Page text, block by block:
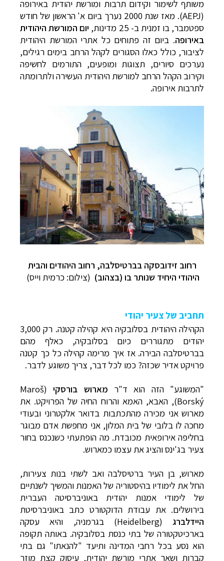
משותף לשימור וקידום תרבות ומורשת יהודית באירופה
(
AEPJ
). מאז שנת 2000 נערך ביום א' הראשון של חודש
ספטמבר, בו זמנית ב- 25 מדינות,
יום המורשת היהודית
באירופה. ביום זה פתוחים כל אתרי המורשת היהודית
לציבור, כולל כאלו הסגורים לקהל הרחב בימים רגילים,
נערכים סיורים, תצוגות ומופעים, התורמים לחשיפה
וקירוב הקהל הרחב למורשת היהודית העשירה ולתרומתה
לתרבות אירופה.
רחוב זידובסקה בברטיסלבה, רחוב היהודים והבית
היהודי היחיד שנותר בו (בצהוב) (צילום: כרמית וייס)
תחביב של צעיר יהודי
הקהילה היהודית בסלובקיה היא קהילה קטנה. רק 3,000
יהודים מתגוררים כיום בסלובקיה, כאלף מהם
בברטיסלבה הבירה. אז איך מרימה קהילה כל כך קטנה
פרויקט אדיר שכזה? כמו לכל דבר, צריך משוגע לדבר.
"המשוגע" הזה הוא ד"ר מארוש בורסקי(
Maroš
Borský), האבא, האמא והרוח החיה של הפרויקט. את
מארוש אני מכירה מהתכתבות בדואר אלקטרוני ובעודי
מחכה לו בלובי של בית המלון, אני מחפשת אדם מבוגר
בחליפה אירופאית מכובדת. מה הופתעתי כשנכנס בחור
צעיר בג'ינס והציג את עצמו כמארוש.
מארוש, בן העיר ברטיסלבה ואב לשתי בנות צעירות,
החל את לימודיו בהיסטוריה של האמנות והמשיך לשנתיים
של לימודי אמנות יהודית באוניברסיטה העברית
בירושלים. את עבודת הדוקטורט כתב באוניברסיטת
היידלברג (
Heidelberg) בגרמניה, והיא עסקה
בארכיטקטורה של בתי כנסת בסלובקיה. באותה תקופה
הוא נסע בכל רחבי המדינה ותיעד "להנאתו" גם בתי
קברות ושאר אתרי מורשת יהודית, עיסוק קצת מוזר